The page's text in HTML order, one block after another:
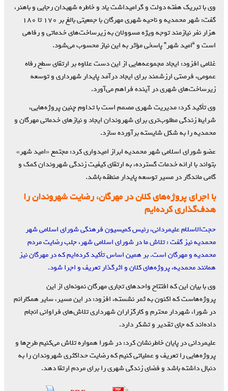
وی با تبریک هفته دولت و گرامیداشت یاد و خاطره شهیدان رجایی و باهنر،
گفت: شهر محمدیه و ناحیه شهری مهرگان با جمعیتی بالغ بر ۱۷۰ تا ۱۸۰
هزار نفر نیازمند توجه ویژه مسوولان به زیرساخت‌های خدماتی و رفاهی
است و “امید شهر” پاسخی مؤثر به این نیاز محسوب می‌شود.
غلامی افزود: ایجاد مجموعه‌هایی از این دست علاوه بر ارتقای سطح رفاه
عمومی، فرصتی ارزشمند برای ایجاد درآمد پایدار شهرداری و توسعه
زیرساخت‌های شهری در آینده فراهم می‌آورد.
وی تأکید کرد: مدیریت شهری مصمم است با تداوم چنین پروژه‌هایی،
شرایط زندگی مطلوب‌تری برای شهروندان ایجاد و نیازهای خدماتی مهرگان و
محمدیه را به شکل شایسته برآورده سازد.
عضو شورای اسلامی شهر محمدیه ابراز امیدواری کرد: مجتمع «امید شهر»
بتواند با ارائه خدمات گسترده، به ارتقای کیفیت زندگی شهروندان کمک و
گامی ماندگار در مسیر توسعه پایدار منطقه باشد.
با اجرای پروژه‌های کلان در مهرگان، رضایت شهروندان را
هدف‌گذاری کرده‌ایم
حجت‌الاسلام علیمردانی، رئیس کمیسیون فرهنگی شورای اسلامی شهر
محمدیه نیز گفت : تلاش ما در شورای اسلامی شهر، جلب رضایت مردم
محمدیه و مهرگان است. بر همین اساس تأکید کرده‌ایم که در مهرگان نیز
همانند محمدیه، پروژه‌های کلان و اثرگذار تعریف و اجرا شود.
وی با بیان این که افتتاح واحدهای تجاری مهرگان نمونه‌ای از این
پروژه‌هاست که اکنون به ثمر نشسته، افزود: در این مسیر، سایر همکارانم
در شورا، شهردار محترم و کارگزاران شهرداری تلاش‌های فراوانی انجام
داده‌اند که جای تقدیر و تشکر دارد.
علیمردانی در پایان خاطرنشان کرد: در شورا همواره تلاش می‌کنیم طرح‌ها و
پروژه‌هایی را تعریف و عملیاتی کنیم که رضایت حداکثری شهروندان را به
دنبال داشته باشد و فضای زندگی شهری را برای مردم ارتقا دهد.